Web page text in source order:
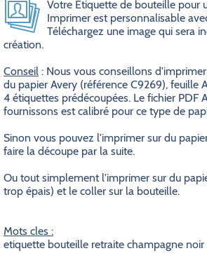
Votre Étiquette de bouteille pour
Imprimer est personnalisable
Téléchargez une image qui sera
création.
Conseil : Nous vous conseillons
du papier Avery (référence C9269), feuille
4 étiquettes prédécoupées. Le fichier PDF
fournissons est calibré pour ce type de
Sinon vous pouvez l'imprimer sur du
faire la découpe par la suite.
Ou tout simplement l'imprimer sur du
trop épais) et le coller sur la bouteille.
Mots cles :
etiquette bouteille retraite champagne noir